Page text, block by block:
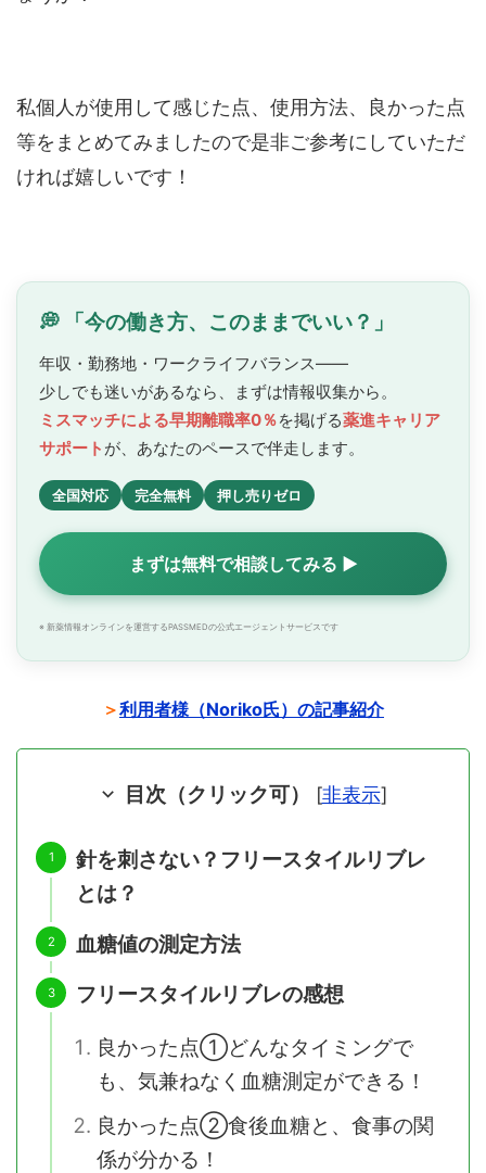
私個人が使用して感じた点、使用方法、良かった点
等をまとめてみましたので是非ご参考にしていただ
ければ嬉しいです！
💭 「今の働き方、このままでいい？」
年収・勤務地・ワークライフバランス——
少しでも迷いがあるなら、まずは情報収集から。
ミスマッチによる早期離職率0％を掲げる薬進キャリア
サポート が、あなたのペースで伴走します。
全国対応 完全無料 押し売りゼロ
まずは無料で相談してみる ▶
※ 新薬情報オンラインを運営するPASSMEDの公式エージェントサービスです
＞利用者様（Noriko氏）の記事紹介
目次（クリック可） [非表示]
針を刺さない？フリースタイルリブレ
とは？
血糖値の測定方法
フリースタイルリブレの感想
良かった点①どんなタイミングで
も、気兼ねなく血糖測定ができる！
良かった点②食後血糖と、食事の関
係が分かる！